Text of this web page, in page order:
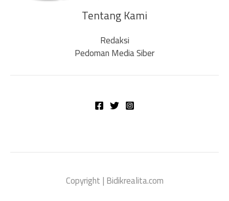
Tentang Kami
Redaksi
Pedoman Media Siber
Copyright | Bidikrealita.com